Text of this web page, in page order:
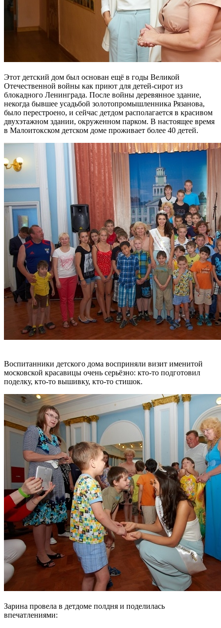
Этот детский дом был основан ещё в годы Великой
Отечественной войны как приют для детей-сирот из
блокадного Ленинграда. После войны деревянное здание,
некогда бывшее усадьбой золотопромышленника Рязанова,
было перестроено, и сейчас детдом располагается в красивом
двухэтажном здании, окруженном парком. В настоящее время
в Малоитокском детском доме проживает более 40 детей.
Воспитанники детского дома восприняли визит именитой
московской красавицы очень серьёзно: кто-то подготовил
поделку, кто-то вышивку, кто-то стишок.
Зарина провела в детдоме полдня и поделилась
впечатлениями: